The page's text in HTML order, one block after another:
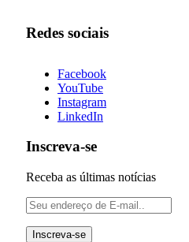
Redes sociais
Facebook
YouTube
Instagram
LinkedIn
Inscreva-se
Receba as últimas notícias